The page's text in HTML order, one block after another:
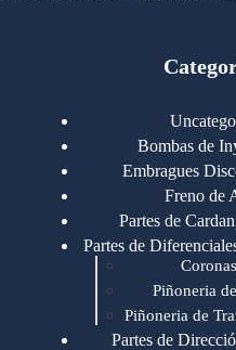
Bombas de
Embragues
Freno de
Partes de
Partes de
Piñoneria
Piñoneria de
Partes de